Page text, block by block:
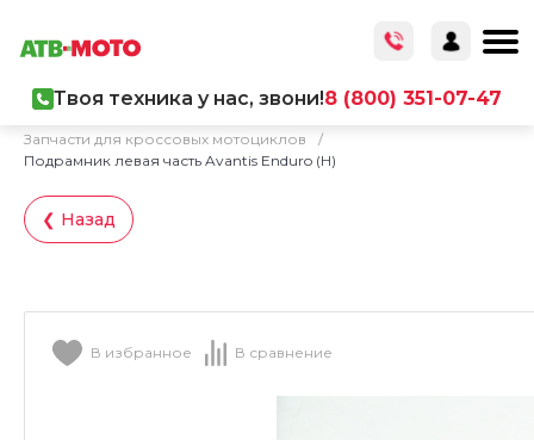
Твоя техника у нас, звони!8 (800) 351-07-47
Запчасти для кроссовых мотоциклов
/
Подрамник левая часть Avantis Enduro (H)
❮ Назад
В избранное В сравнение